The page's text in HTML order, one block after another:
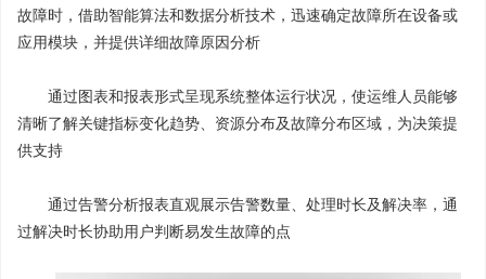
故障时，借助智能算法和数据分析技术，迅速确定故障所在设备或
应用模块，并提供详细故障原因分析
通过图表和报表形式呈现系统整体运行状况，使运维人员能够
清晰了解关键指标变化趋势、资源分布及故障分布区域，为决策提
供支持
通过告警分析报表直观展示告警数量、处理时长及解决率，通
过解决时长协助用户判断易发生故障的点